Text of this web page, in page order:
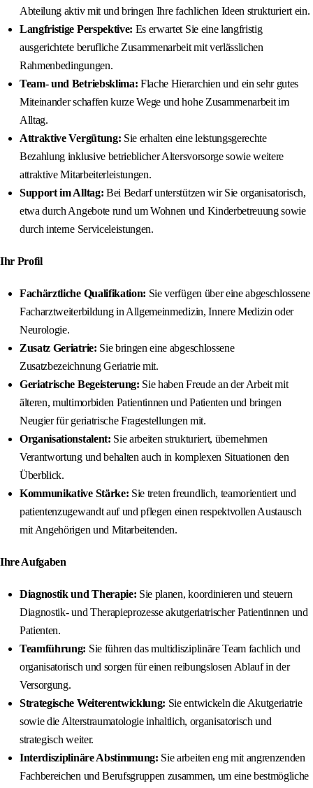
Abteilung aktiv mit und bringen Ihre fachlichen Ideen strukturiert ein.
Langfristige Perspektive: Es erwartet Sie eine langfristig
ausgerichtete berufliche Zusammenarbeit mit verlässlichen
Rahmenbedingungen.
Team- und Betriebsklima: Flache Hierarchien und ein sehr gutes
Miteinander schaffen kurze Wege und hohe Zusammenarbeit im
Alltag.
Attraktive Vergütung: Sie erhalten eine leistungsgerechte
Bezahlung inklusive betrieblicher Altersvorsorge sowie weitere
attraktive Mitarbeiterleistungen.
Support im Alltag: Bei Bedarf unterstützen wir Sie organisatorisch,
etwa durch Angebote rund um Wohnen und Kinderbetreuung sowie
durch interne Serviceleistungen.
Ihr Profil
Fachärztliche Qualifikation: Sie verfügen über eine abgeschlossene
Facharztweiterbildung in Allgemeinmedizin, Innere Medizin oder
Neurologie.
Zusatz Geriatrie: Sie bringen eine abgeschlossene
Zusatzbezeichnung Geriatrie mit.
Geriatrische Begeisterung: Sie haben Freude an der Arbeit mit
älteren, multimorbiden Patientinnen und Patienten und bringen
Neugier für geriatrische Fragestellungen mit.
Organisationstalent: Sie arbeiten strukturiert, übernehmen
Verantwortung und behalten auch in komplexen Situationen den
Überblick.
Kommunikative Stärke: Sie treten freundlich, teamorientiert und
patientenzugewandt auf und pflegen einen respektvollen Austausch
mit Angehörigen und Mitarbeitenden.
Ihre Aufgaben
Diagnostik und Therapie: Sie planen, koordinieren und steuern
Diagnostik- und Therapieprozesse akutgeriatrischer Patientinnen und
Patienten.
Teamführung: Sie führen das multidisziplinäre Team fachlich und
organisatorisch und sorgen für einen reibungslosen Ablauf in der
Versorgung.
Strategische Weiterentwicklung: Sie entwickeln die Akutgeriatrie
sowie die Alterstraumatologie inhaltlich, organisatorisch und
strategisch weiter.
Interdisziplinäre Abstimmung: Sie arbeiten eng mit angrenzenden
Fachbereichen und Berufsgruppen zusammen, um eine bestmögliche